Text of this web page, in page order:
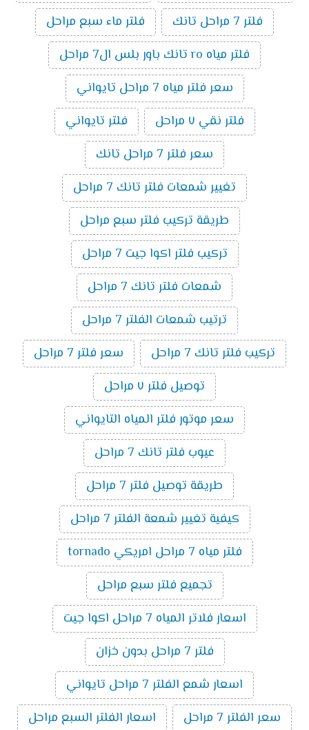
فلتر 7 مراحل تانك
فلتر ماء سبع مراحل
فلتر مياه ro تانك باور بلس ال7 مراحل
سعر فلتر مياه 7 مراحل تايواني
فلتر نقي ٧ مراحل
فلتر تايواني
سعر فلتر 7 مراحل تانك
تغيير شمعات فلتر تانك 7 مراحل
طريقة تركيب فلتر سبع مراحل
تركيب فلتر اكوا جيت 7 مراحل
شمعات فلتر تانك 7 مراحل
ترتيب شمعات الفلتر 7 مراحل
تركيب فلتر تانك 7 مراحل
سعر فلتر 7 مراحل
توصيل فلتر ٧ مراحل
سعر موتور فلتر المياه التايواني
عيوب فلتر تانك 7 مراحل
طريقة توصيل فلتر 7 مراحل
كيفية تغيير شمعة الفلتر 7 مراحل
فلتر مياه 7 مراحل امريكي tornado
تجميع فلتر سبع مراحل
اسعار فلاتر المياه 7 مراحل اكوا جيت
فلتر 7 مراحل بدون خزان
اسعار شمع الفلتر 7 مراحل تايواني
سعر الفلتر 7 مراحل
اسعار الفلتر السبع مراحل